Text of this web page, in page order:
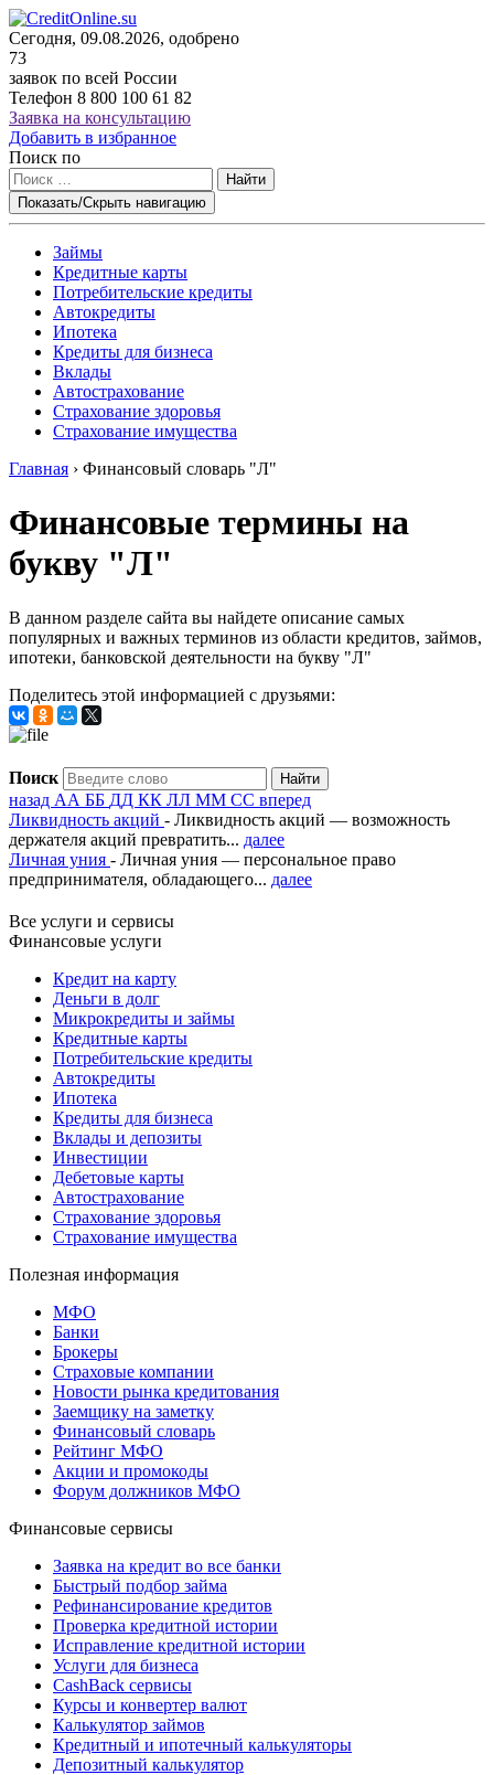
Сегодня, 09.08.2026, одобрено
73
заявок по всей России
Телефон 8 800 100 61 82
Заявка на консультацию
Добавить в избранное
Поиск по
Найти
Показать/Скрыть навигацию
Займы
Кредитные карты
Потребительские кредиты
Автокредиты
Ипотека
Кредиты для бизнеса
Вклады
Автострахование
Страхование здоровья
Страхование имущества
Главная › Финансовый словарь "Л"
Финансовые термины на
букву "Л"
В данном разделе сайта вы найдете описание самых
популярных и важных терминов из области кредитов, займов,
ипотеки, банковской деятельности на букву "Л"
Поделитесь этой информацией с друзьями:
Поиск
назад АА ББ ДД КК ЛЛ ММ СС вперед
Ликвидность акций - Ликвидность акций — возможность
держателя акций превратить... далее
Личная уния - Личная уния — персональное право
предпринимателя, обладающего... далее
Все услуги и сервисы
Финансовые услуги
Кредит на карту
Деньги в долг
Микрокредиты и займы
Кредитные карты
Потребительские кредиты
Автокредиты
Ипотека
Кредиты для бизнеса
Вклады и депозиты
Инвестиции
Дебетовые карты
Автострахование
Страхование здоровья
Страхование имущества
Полезная информация
МФО
Банки
Брокеры
Страховые компании
Новости рынка кредитования
Заемщику на заметку
Финансовый словарь
Рейтинг МФО
Акции и промокоды
Форум должников МФО
Финансовые сервисы
Заявка на кредит во все банки
Быстрый подбор займа
Рефинансирование кредитов
Проверка кредитной истории
Исправление кредитной истории
Услуги для бизнеса
CashBack сервисы
Курсы и конвертер валют
Калькулятор займов
Кредитный и ипотечный калькуляторы
Депозитный калькулятор